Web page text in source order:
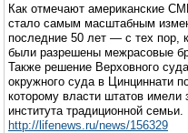
Как отмечают американские
стало самым масштабным
последние 50 лет — с тех пор,
были разрешены межрасовые
Также решение Верховного
окружного суда в Цинциннати
которому власти штатов имели
института традиционной семьи.
http://lifenews.ru/news/156329